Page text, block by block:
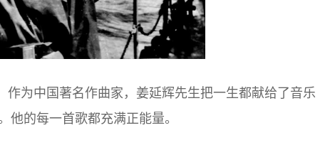
为中国著名作曲家，姜延辉先生把一生都献给了音乐
的每一首歌都充满正能量。